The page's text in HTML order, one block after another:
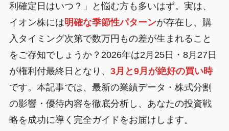
利確定日はいつ？」と悩む方も多いはず。実は、
イオン株には明確な季節性パターンが存在し、購
入タイミング次第で数万円もの差が生まれること
をご存知でしょうか？2026年は2月25日・8月27日
が権利付最終日となり、 3月と9月が絶好の買い時
です。本記事では、最新の業績データ・株式分割
の影響・優待内容を徹底分析し、あなたの投資戦
略を成功に導く完全ガイドをお届けします。